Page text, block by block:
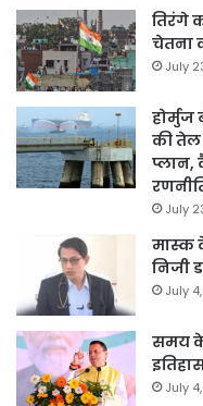
तिरंगे
चेतना
July
होर्मुज
की तेल
प्लान,
July
मास्क
निजी
July
समय के
July